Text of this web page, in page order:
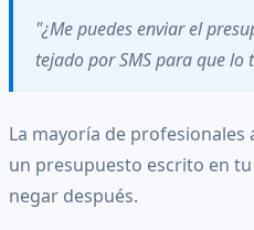
"¿Me puedes enviar el
tejado por SMS para que lo
La mayoría de
un presupuesto escrito en
negar después.